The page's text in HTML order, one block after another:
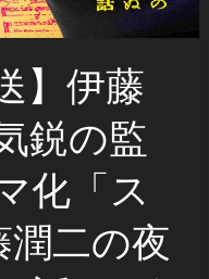
】伊藤
鋭の監
化「ス
潤二の夜